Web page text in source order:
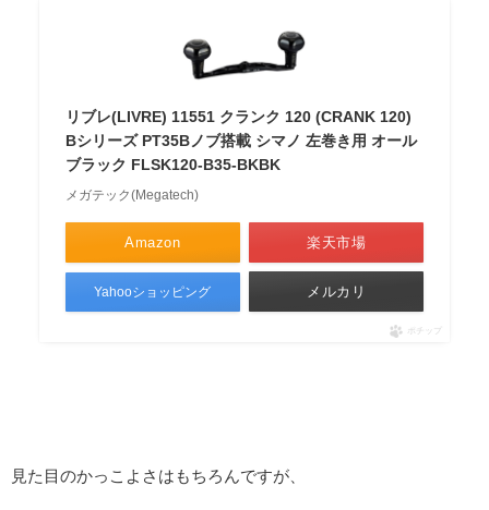
リブレ(LIVRE) 11551 クランク 120 (CRANK 120)
Bシリーズ PT35Bノブ搭載 シマノ 左巻き用 オール
ブラック FLSK120-B35-BKBK
メガテック(Megatech)
Amazon 楽天市場
Yahooショッピング メルカリ
ポチップ
見た目のかっこよさはもちろんですが、